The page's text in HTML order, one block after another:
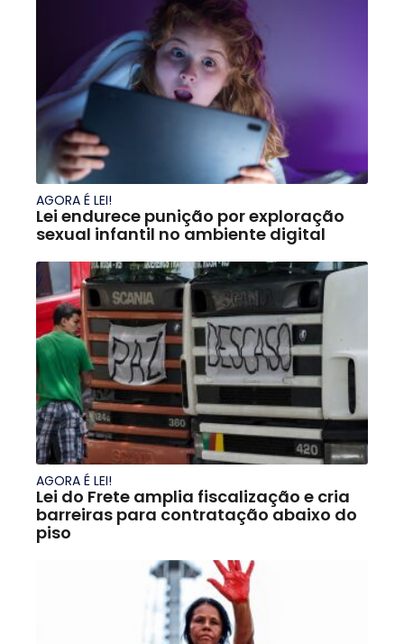
AGORA É LEI!
Lei endurece punição por exploração
sexual infantil no ambiente digital
AGORA É LEI!
Lei do Frete amplia fiscalização e cria
barreiras para contratação abaixo do
piso